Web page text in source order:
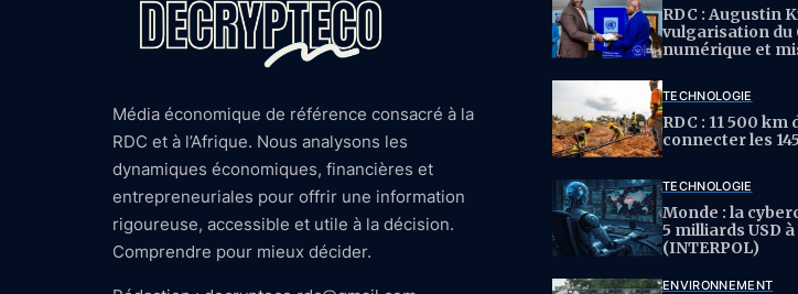
Média économique de référence consacré à la
RDC et à l’Afrique. Nous analysons les
dynamiques économiques, financières et
entrepreneuriales pour offrir une information
rigoureuse, accessible et utile à la décision.
Comprendre pour mieux décider.
RDC : Augustin
vulgarisation du
numérique et
TECHNOLOGIE
RDC : 11 500
connecter les
TECHNOLOGIE
Monde : la
5 milliards USD
(INTERPOL)
ENVIRONNEMENT